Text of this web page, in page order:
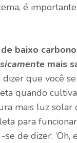
é
baixo
mais
dizer que você
quando
mais luz solar
para
se de dizer: ‘Oh,